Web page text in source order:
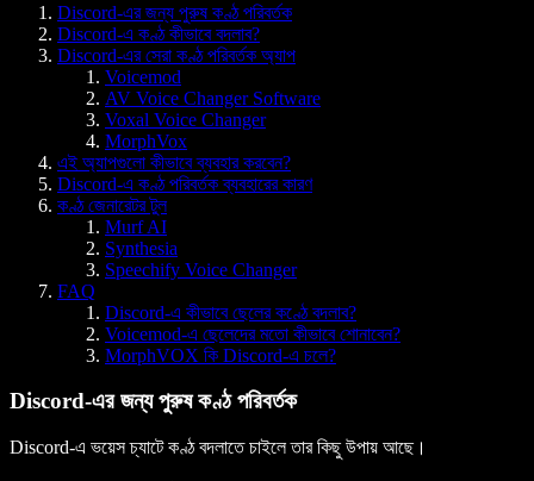
Discord-এর জন্য পুরুষ কণ্ঠ পরিবর্তক
Discord-এ কণ্ঠ কীভাবে বদলাব?
Discord-এর সেরা কণ্ঠ পরিবর্তক অ্যাপ
Voicemod
AV Voice Changer Software
Voxal Voice Changer
MorphVox
এই অ্যাপগুলো কীভাবে ব্যবহার করবেন?
Discord-এ কণ্ঠ পরিবর্তক ব্যবহারের কারণ
কণ্ঠ জেনারেটর টুল
Murf AI
Synthesia
Speechify Voice Changer
FAQ
Discord-এ কীভাবে ছেলের কণ্ঠে বদলাব?
Voicemod-এ ছেলেদের মতো কীভাবে শোনাবেন?
MorphVOX কি Discord-এ চলে?
Discord-এর জন্য পুরুষ কণ্ঠ পরিবর্তক
Discord-এ ভয়েস চ্যাটে কণ্ঠ বদলাতে চাইলে তার কিছু উপায় আছে।